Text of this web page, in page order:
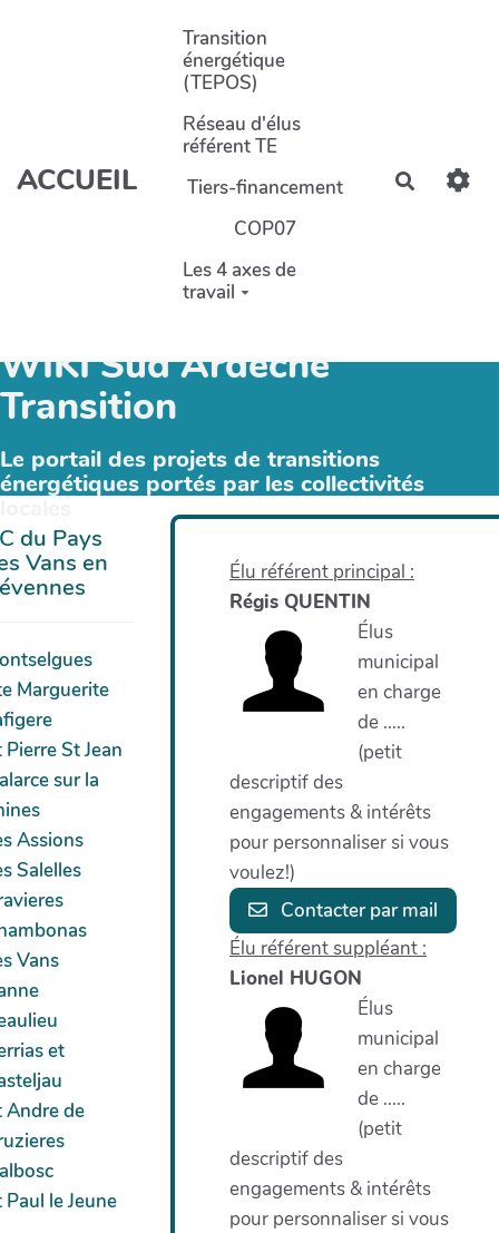
Aller au contenu principal
ACCUEIL
Transition
énergétique
(TEPOS)
Réseau d'élus
référent TE
Tiers-financement
COP07
Les 4 axes de
travail
WIKI Sud Ardèche
Transition
Le portail des projets de transitions
énergétiques portés par les collectivités
du Pays
Vans en
Marguerite
Pierre St Jean
sur la
Assions
Salelles
Vans
et
Andre de
Paul le Jeune
Élu référent principal :
Régis QUENTIN
Élus
municipal
en charge
de .....
(petit
descriptif des
engagements & intérêts
pour personnaliser si vous
voulez!)
Contacter par mail
Élu référent suppléant :
Lionel HUGON
Élus
municipal
en charge
de .....
(petit
descriptif des
engagements & intérêts
pour personnaliser si vous